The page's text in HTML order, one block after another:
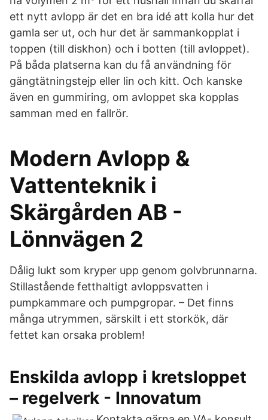
ett nytt avlopp är det en bra idé att kolla hur det
gamla ser ut, och hur det är sammankopplat i
toppen (till diskhon) och i botten (till avloppet).
På båda platserna kan du få användning för
gängtätningstejp eller lin och kitt. Och kanske
även en gummiring, om avloppet ska kopplas
samman med en fallrör.
Modern Avlopp &
Vattenteknik i
Skärgården AB -
Lönnvägen 2
Dålig lukt som kryper upp genom golvbrunnarna.
Stillastående fetthaltigt avloppsvatten i
pumpkammare och pumpgropar. – Det finns
många utrymmen, särskilt i ett storkök, där
fettet kan orsaka problem!
Enskilda avlopp i kretsloppet
– regelverk - Innovatum